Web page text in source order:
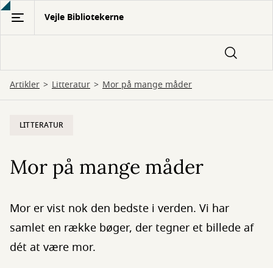
Gå
hovedindhold
Vejle Bibliotekerne
Artikler Litteratur Mor på mange måder
LITTERATUR
Mor på mange måder
Mor er vist nok den bedste i verden. Vi har
samlet en række bøger, der tegner et billede af
dét at være mor.